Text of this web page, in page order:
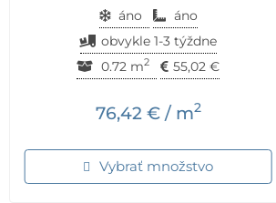
áno
áno
obvykle 1-3 týždne
0.72 m2 55,02 €
76,42 €/ m2
Vybrať množstvo